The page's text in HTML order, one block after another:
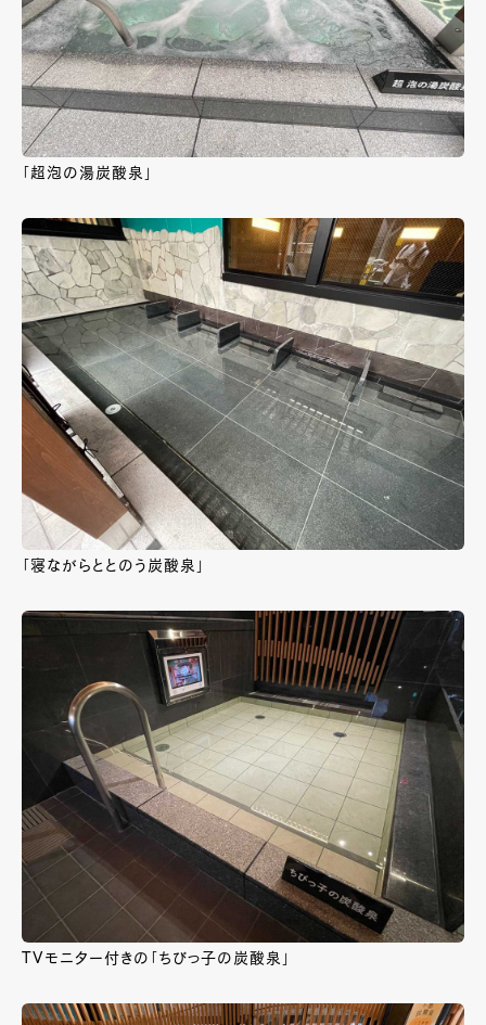
「超泡の湯炭酸泉」
「寝ながらととのう炭酸泉」
TVモニター付きの「ちびっ子の炭酸泉」